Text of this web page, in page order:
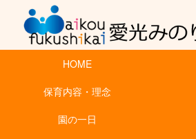
HOME
保育内容・理念
園の一日